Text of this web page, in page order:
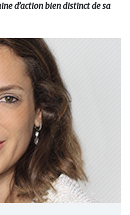
d’action bien distinct de sa